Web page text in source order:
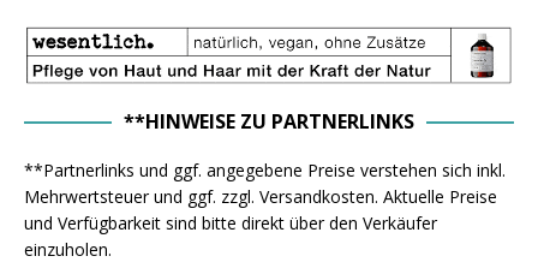
**HINWEISE ZU PARTNERLINKS
**Partnerlinks und ggf. angegebene Preise verstehen sich inkl.
Mehrwertsteuer und ggf. zzgl. Versandkosten. Aktuelle Preise
und Verfügbarkeit sind bitte direkt über den Verkäufer
einzuholen.